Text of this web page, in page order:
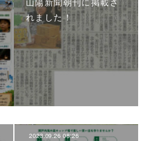
れました！
2023.09.26 08:26